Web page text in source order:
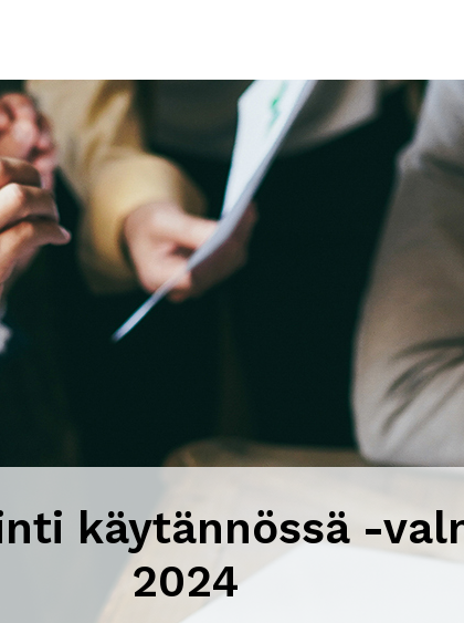
käytännössä -
2024